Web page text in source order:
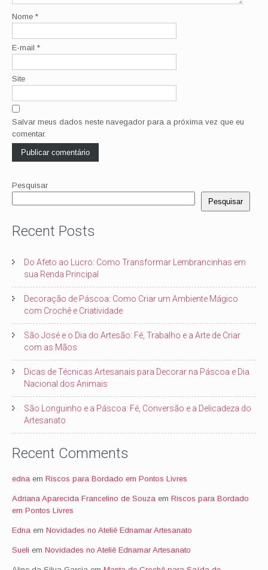
Nome *
E-mail *
Site
Salvar meus dados neste navegador para a próxima vez que eu
comentar.
Pesquisar
Pesquisar
Recent Posts
Do Afeto ao Lucro: Como Transformar Lembrancinhas em
sua Renda Principal
Decoração de Páscoa: Como Criar um Ambiente Mágico
com Crochê e Criatividade
São José e o Dia do Artesão: Fé, Trabalho e a Arte de Criar
com as Mãos
Dicas de Técnicas Artesanais para Decorar na Páscoa e Dia
Nacional dos Animais
São Longuinho e a Páscoa: Fé, Conversão e a Delicadeza do
Artesanato
Recent Comments
edna em Riscos para Bordado em Pontos Livres
Adriana Aparecida Francelino de Souza em Riscos para Bordado
em Pontos Livres
Edna em Novidades no Ateliê Ednamar Artesanato
Sueli em Novidades no Ateliê Ednamar Artesanato